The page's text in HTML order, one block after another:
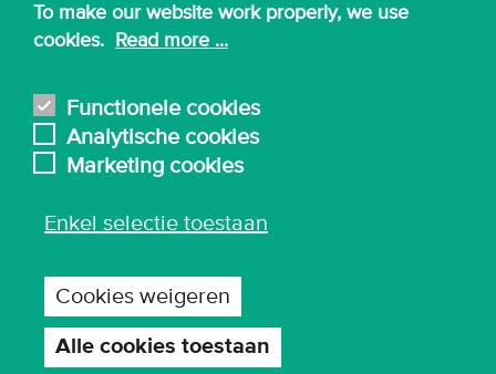
To make our website work properly, we use
cookies. Read more ...
Functionele cookies
Analytische cookies
Marketing cookies
Enkel selectie toestaan
Cookies weigeren
Alle cookies toestaan
Canvas
Bibliotheek
English
Algemene inkoopvoorwaarden
Gebruiksvoorwaarden en privacy
Privacy-instellingen